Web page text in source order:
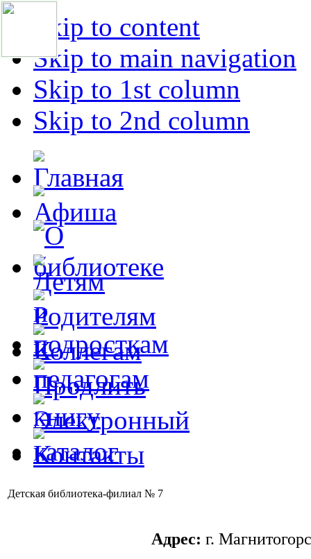
Skip to content
Skip to main navigation
Skip to 1st column
Skip to 2nd column
Детская библиотека-филиал № 7
Адрес: г.